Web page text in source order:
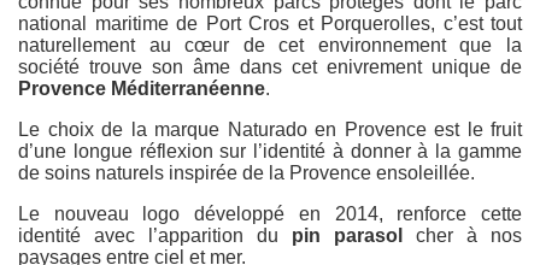
national maritime de Port Cros et Porquerolles, c’est tout
naturellement au cœur de cet environnement que la
société trouve son âme dans cet enivrement unique de
Provence Méditerranéenne.
Le choix de la marque Naturado en Provence est le fruit
d’une longue réflexion sur l’identité à donner à la gamme
de soins naturels inspirée de la Provence ensoleillée.
Le nouveau logo développé en 2014, renforce cette
identité avec l’apparition du pin parasol
cher à nos
paysages entre ciel et mer.